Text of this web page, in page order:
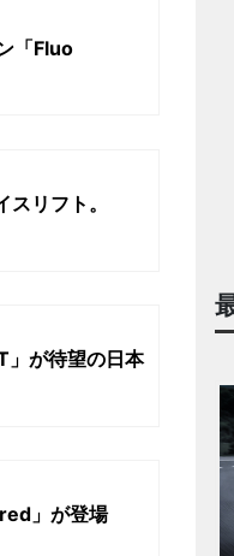
「Fluo
リフト。
」が待望の日本
」が登場